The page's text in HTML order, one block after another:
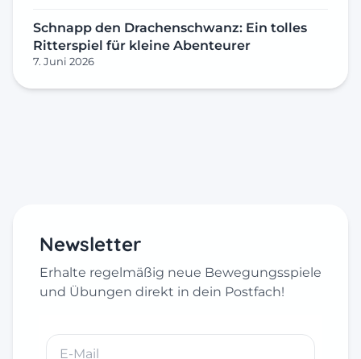
Schnapp den Drachenschwanz: Ein tolles
Ritterspiel für kleine Abenteurer
7. Juni 2026
Newsletter
Erhalte regelmäßig neue Bewegungsspiele
und Übungen direkt in dein Postfach!